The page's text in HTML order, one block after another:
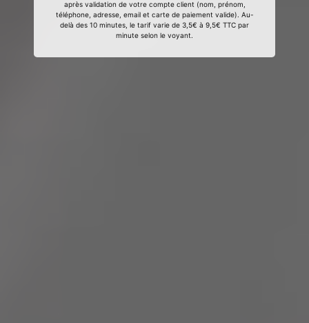
après validation de votre compte client (nom, prénom,
téléphone, adresse, email et carte de paiement valide). Au-
delà des 10 minutes, le tarif varie de 3,5€ à 9,5€ TTC par
minute selon le voyant.